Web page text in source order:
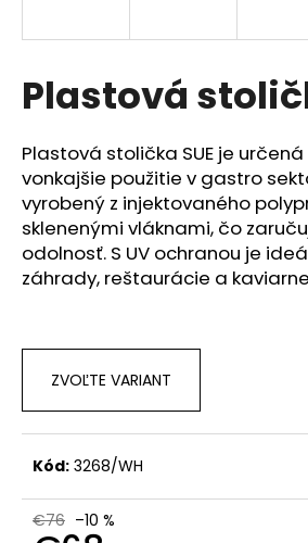
Plastová
Plastová stolička SUE je
vonkajšie použitie v gastro
vyrobený z injektovaného
sklenenými vláknami, čo
odolnosť. S UV ochranou je
záhrady, reštaurácie a
ZVOĽTE VARIANT
Kód: 3268/WH
€76 –10 %
s
ť
?
HĽADAŤ
O
o
r
ú
a